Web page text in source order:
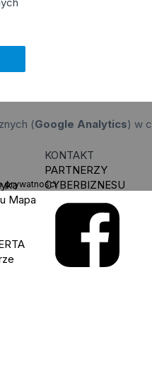
(Google Analytics) w
prywatności.
Mapa
KONTAKT
PARTNERZY
CYBERBIZNESU